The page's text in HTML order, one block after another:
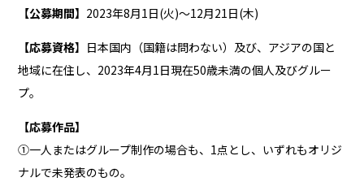
【公募期間】 2023年8月1日(火)～12月21日(木)
【応募資格】日本国内（国籍は問わない）及び、アジアの国と
地域に在住し、2023年4月1日現在50歳未満の個人及びグルー
プ。
【応募作品】
①一人またはグループ制作の場合も、1点とし、いずれもオリジ
ナルで未発表のもの。